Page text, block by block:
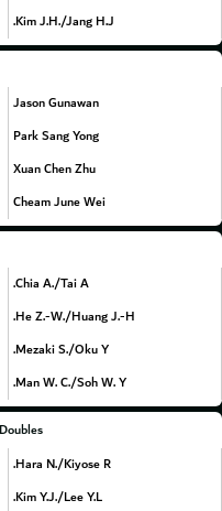
Kim J.H./Jang H.J.
Jason Gunawan
Park Sang Yong
Xuan Chen Zhu
Cheam June Wei
Chia A./Tai A.
He Z.-W./Huang J.-H.
Mezaki S./Oku Y.
Man W. C./Soh W. Y.
Hara N./Kiyose R.
Kim Y.J./Lee Y.L.